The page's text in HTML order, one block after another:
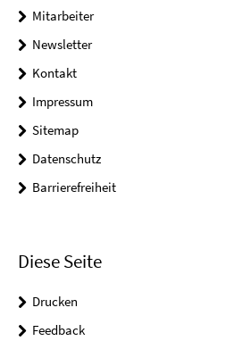
Mitarbeiter
Newsletter
Kontakt
Impressum
Sitemap
Datenschutz
Barrierefreiheit
Diese Seite
Drucken
Feedback